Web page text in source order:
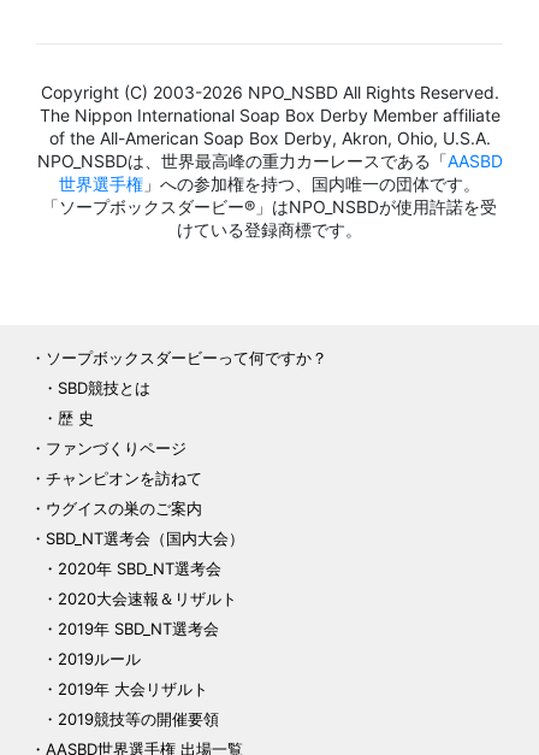
Copyright (C) 2003-2026 NPO_NSBD All Rights Reserved.
The Nippon International Soap Box Derby Member affiliate
of the All-American Soap Box Derby, Akron, Ohio, U.S.A.
NPO_NSBDは、世界最高峰の重力カーレースである「AASBD
世界選手権 」への参加権を持つ、国内唯一の団体です。
「ソープボックスダービー®」はNPO_NSBDが使用許諾を受
けている登録商標です。
ソープボックスダービーって何ですか？
SBD競技とは
歴 史
ファンづくりページ
チャンピオンを訪ねて
ウグイスの巣のご案内
SBD_NT選考会（国内大会）
2020年 SBD_NT選考会
2020大会速報＆リザルト
2019年 SBD_NT選考会
2019ルール
2019年 大会リザルト
2019競技等の開催要領
AASBD世界選手権 出場一覧